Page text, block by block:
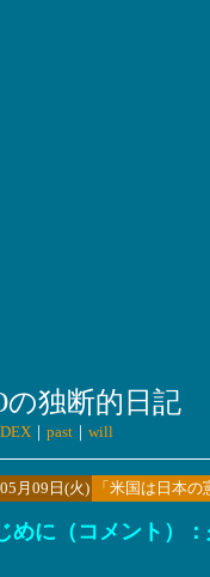
の独断的日記
｜ past｜ will
月09日(火) 「米国は日本
に（コメント）：